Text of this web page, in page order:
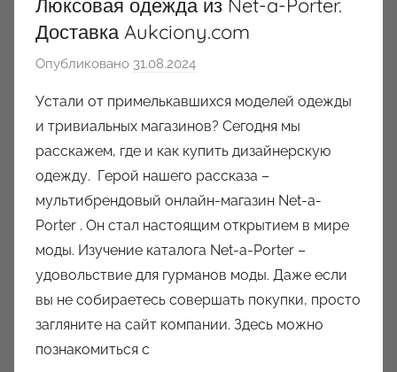
Люксовая одежда из Net-a-Porter.
Доставка Aukciony.com
Опубликовано 31.08.2024
т
о
р
о
м
a
u
k
c
Устали от примелькавшихся моделей одежды
и тривиальных магазинов? Сегодня мы
расскажем, где и как купить дизайнерскую
одежду. Герой нашего рассказа –
мультибрендовый онлайн-магазин Net-a-
Porter . Он стал настоящим открытием в мире
моды. Изучение каталога Net-a-Porter –
удовольствие для гурманов моды. Даже если
вы не собираетесь совершать покупки, просто
загляните на сайт компании. Здесь можно
познакомиться с